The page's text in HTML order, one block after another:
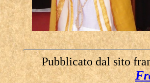
Pubblicato dal sito